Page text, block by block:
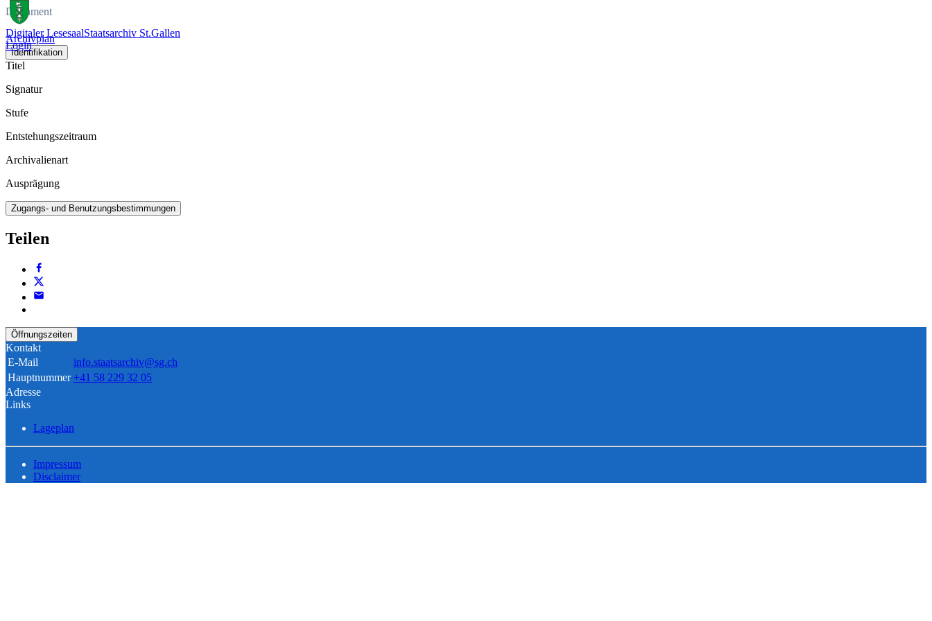
Digitaler LesesaalStaatsarchiv St.Gallen
Login
Dokument
Archivplan
Identifikation
Titel
Signatur
Stufe
Entstehungszeitraum
Archivalienart
Ausprägung
Zugangs- und Benutzungsbestimmungen
Teilen
Öffnungszeiten
Kontakt
E-Mail
info.staatsarchiv@sg.ch
Hauptnummer +41 58 229 32 05
Adresse
Links
Lageplan
Impressum
Disclaimer